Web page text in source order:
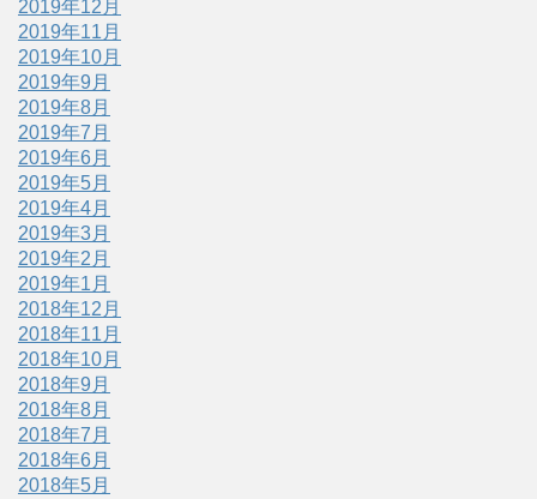
2019年12月
2019年11月
2019年10月
2019年9月
2019年8月
2019年7月
2019年6月
2019年5月
2019年4月
2019年3月
2019年2月
2019年1月
2018年12月
2018年11月
2018年10月
2018年9月
2018年8月
2018年7月
2018年6月
2018年5月